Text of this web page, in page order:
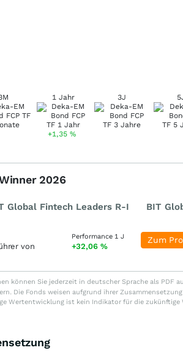
1 Jahr
+1,35%
3J
2026
Global Fintech Leaders R-I BIT
von
Performance 1 J
+32,06 %
Zum
können Sie jederzeit in deutscher Sprache als PDF
Die Fonds weisen aufgrund ihrer
Wertentwicklung ist kein Indikator für die